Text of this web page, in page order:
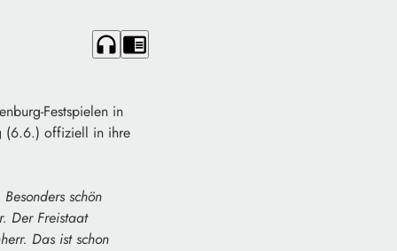
headphones chrome_reader_mode
Festspielen in
(6.6.) offiziell in ihre
schön
Der Freistaat
Das ist schon